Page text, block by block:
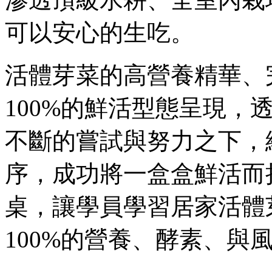
可以安心的生吃。
活體芽菜的高營養精華
100%的鮮活型態呈現，
不斷的嘗試與努力之下
序，成功將一盒盒鮮活
桌，讓學員學習居家活
100%的營養、酵素、與